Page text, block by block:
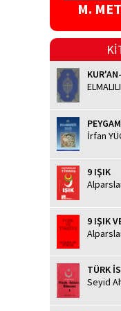
M.
İrfan
9 IŞIK
9 IŞIK
TÜRK
Seyid